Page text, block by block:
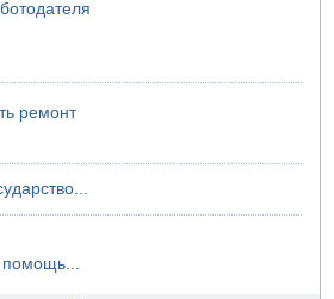
подозреваемого в
с Йоавом Элиаси
лишение налоговых льгот
врезался в забор и серьезно
ремонт
помощь...